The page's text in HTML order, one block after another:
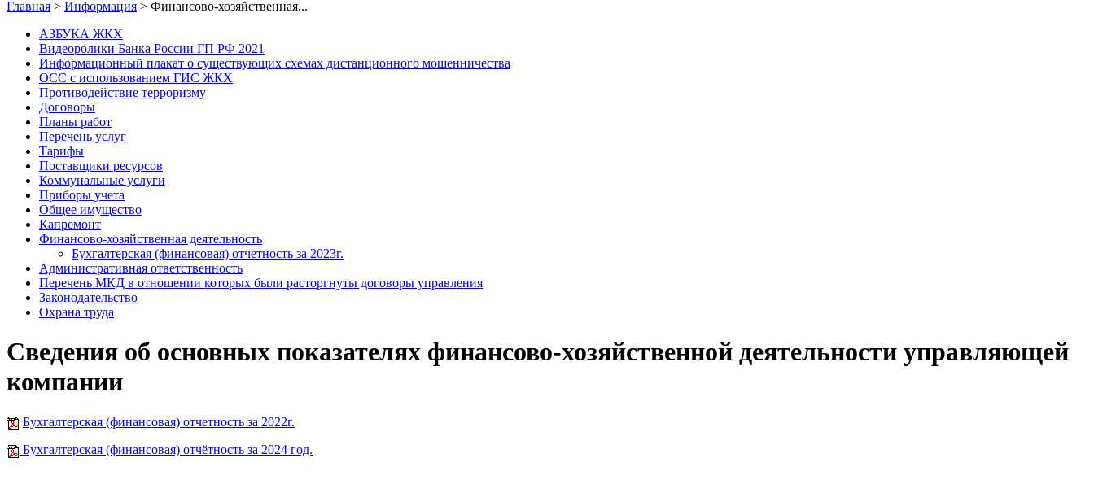
Главная > Информация > Финансово-хозяйственная...
АЗБУКА ЖКХ
Видеоролики Банка России ГП РФ 2021
Информационный плакат о существующих схемах дистанционного мошенничества
ОСС с использованием ГИС ЖКХ
Противодействие терроризму
Договоры
Планы работ
Перечень услуг
Тарифы
Поставщики ресурсов
Коммунальные услуги
Приборы учета
Общее имущество
Капремонт
Финансово-хозяйственная деятельность
Бухгалтерская (финансовая) отчетность за 2023г.
Административная ответственность
Перечень МКД в отношении которых были расторгнуты договоры управления
Законодательство
Охрана труда
Сведения об основных показателях финансово-хозяйственной деятельности управляющей
компании
Бухгалтерская (финансовая) отчетность за 2022г.
Бухгалтерская (финансовая) отчётность за 2024 год.